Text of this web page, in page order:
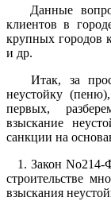
Данные
клиентов в
крупных городов
и др.
Итак, за
неустойку
первых,
взыскание
санкции на
1. Закон No214-
строительстве
взыскания